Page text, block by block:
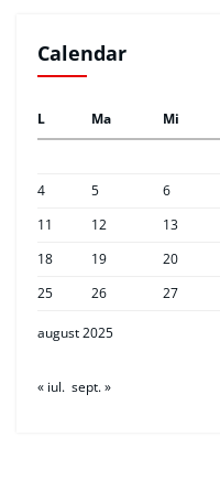
Calendar
august 2025
L Ma Mi
4
5 6
11
12 13
18
19 20
25
26 27
« iul. sept. »